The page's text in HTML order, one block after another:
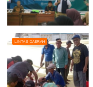
LINTAS DAERAH